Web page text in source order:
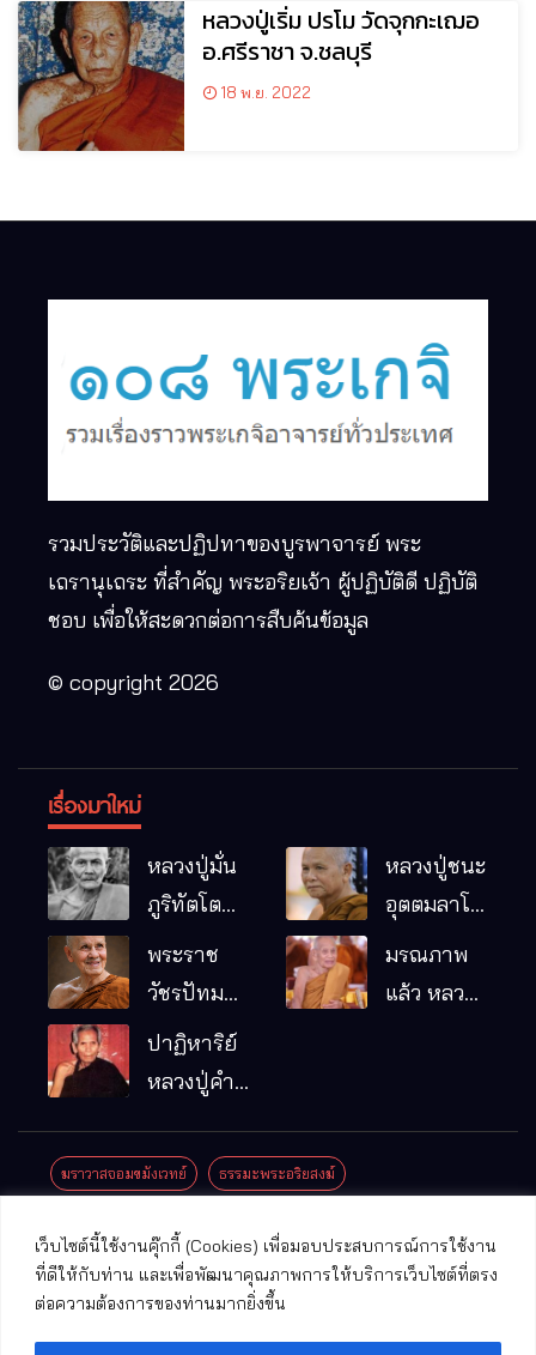
เว็บไซต์นี้ใช้งานคุ๊กกี้ (Cookies) เพื่อมอบประสบการณ์การใช้งาน
ที่ดีให้กับท่าน และเพื่อพัฒนาคุณภาพการให้บริการเว็บไซต์ที่ตรง
ต่อความต้องการของท่านมากยิ่งขึ้น
หลวงปู่เริ่ม ปรโม วัดจุกกะเฌอ
อ.ศรีราชา จ.ชลบุรี
18 พ.ย. 2022
รวมประวัติและปฏิปทาของบูรพาจารย์ พระ
เถรานุเถระ ที่สำคัญ พระอริยเจ้า ผู้ปฏิบัติดี ปฏิบัติ
ชอบ เพื่อให้สะดวกต่อการสืบค้นข้อมูล
© copyright 2026
เรื่องมาใหม่
หลวงปู่มั่น
ภูริทัตโต
พระอริยเจ้า
ผู้เป็นบิดา
รมฐาน
หลวงปู่ชนะ
อุตตมลาโภ
หมากอื๋อ
พระราช
วัชรปัทม
คุณ (หลวง
ปู่บัวเกตุ
แล้ว วัดป่า
อ.แม่ริม
จ.เชียงใหม่
มรณภาพ
แล้ว หลวง
ปาฏิหาริย์
หลวงปู่คำ
มณี
ฆราวาสจอมขมังเวทย์ ธรรมะพระอริยสงฆ์
ปาฏิหาริย์พระเครื่อง
พระพุทธรูปศักดิ์สิทธิ์ วัดที่สําคัญ